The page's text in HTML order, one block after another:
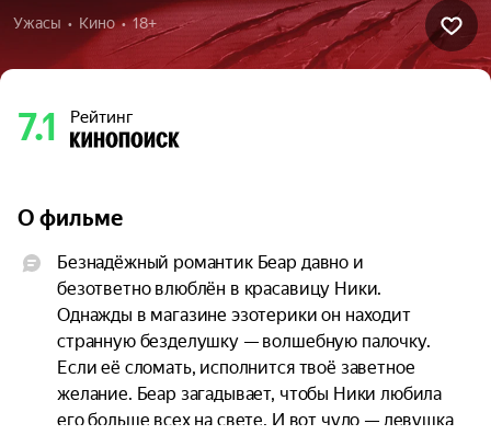
Ужасы  •  Кино  •  18+
7.1 Рейтинг
О фильме
Безнадёжный романтик Беар давно и
безответно влюблён в красавицу Ники.
Однажды в магазине эзотерики он находит
странную безделушку — волшебную палочку.
Если её сломать, исполнится твоё заветное
желание. Беар загадывает, чтобы Ники любила
его больше всех на свете. И вот чудо — девушка